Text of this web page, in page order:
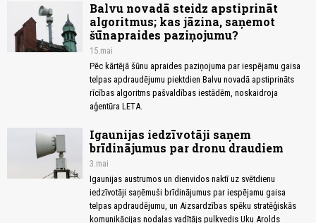
Balvu novadā steidz apstiprināt
algoritmus; kas jāzina, saņemot
šūnapraides paziņojumu?
15.mai
Pēc kārtējā šūnu apraides paziņojuma par iespējamu gaisa
telpas apdraudējumu piektdien Balvu novadā apstiprināts
rīcības algoritms pašvaldības iestādēm, noskaidroja
aģentūra LETA.
Igaunijas iedzīvotāji saņem
brīdinājumus par dronu draudiem
3.mai
Igaunijas austrumos un dienvidos naktī uz svētdienu
iedzīvotāji saņēmuši brīdinājumus par iespējamu gaisa
telpas apdraudējumu, un Aizsardzības spēku stratēģiskās
komunikācijas nodaļas vadītājs pulkvedis Uku Arolds